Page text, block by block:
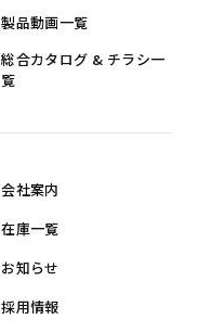
製品動画一覧
総合カタログ & チラシ一
覧
会社案内
在庫一覧
お知らせ
採用情報